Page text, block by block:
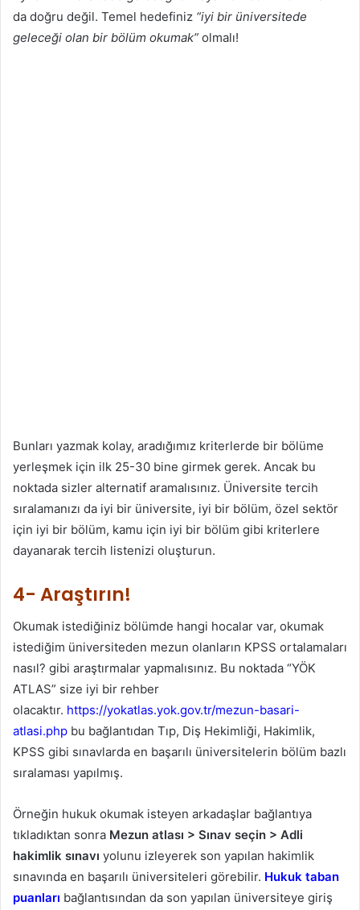
da doğru değil. Temel hedefiniz “iyi bir üniversitede
geleceği olan bir bölüm okumak” olmalı!
Bunları yazmak kolay, aradığımız kriterlerde bir bölüme
yerleşmek için ilk 25-30 bine girmek gerek. Ancak bu
noktada sizler alternatif aramalısınız. Üniversite tercih
sıralamanızı da iyi bir üniversite, iyi bir bölüm, özel sektör
için iyi bir bölüm, kamu için iyi bir bölüm gibi kriterlere
dayanarak tercih listenizi oluşturun.
4- Araştırın!
Okumak istediğiniz bölümde hangi hocalar var, okumak
istediğim üniversiteden mezun olanların KPSS ortalamaları
nasıl? gibi araştırmalar yapmalısınız. Bu noktada “YÖK
ATLAS” size iyi bir rehber
olacaktır. https://yokatlas.yok.gov.tr/mezun-basari-
atlasi.php bu bağlantıdan Tıp, Diş Hekimliği, Hakimlik,
KPSS gibi sınavlarda en başarılı üniversitelerin bölüm bazlı
sıralaması yapılmış.
Örneğin hukuk okumak isteyen arkadaşlar bağlantıya
tıkladıktan sonra Mezun atlası > Sınav seçin > Adli
hakimlik sınavı yolunu izleyerek son yapılan hakimlik
sınavında en başarılı üniversiteleri görebilir. Hukuk taban
puanları bağlantısından da son yapılan üniversiteye giriş